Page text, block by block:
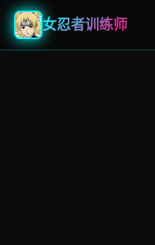
女忍者训练师